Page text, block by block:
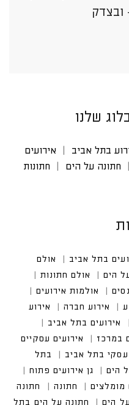
ובצדק
שלנו
בתל אביב
אירועים
חתונה על הים חתונות
בתל אביב
אולם אי
אולם חתונות
אולמות אירועים
אירועים בתל אביב
אירועים עסקיים בתל אביב